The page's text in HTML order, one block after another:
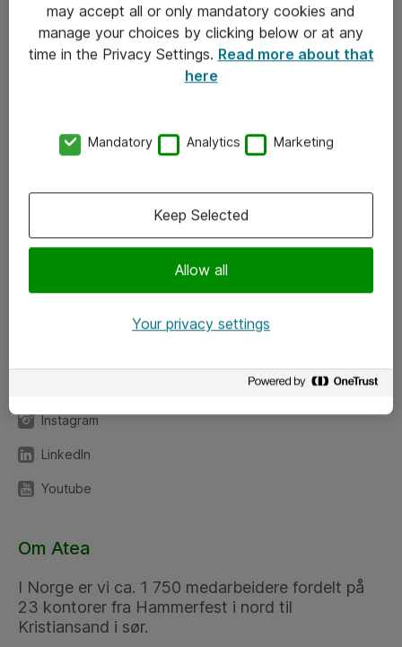
Salgsbetingelser
Sjekkliste ved mottak av gods
Kontakt
Instagram
LinkedIn
Youtube
Om Atea
I Norge er vi ca. 1 750 medarbeidere fordelt på
23 kontorer fra Hammerfest i nord til
Kristiansand i sør.
may accept all or only mandatory cookies and
manage your choices by clicking below or at any
time in the Privacy Settings. Read more about that
here
Mandatory Analytics Marketing
Allow all
Keep Selected
Your privacy settings